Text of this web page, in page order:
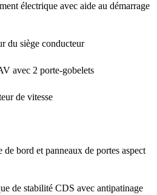
électrique avec aide au démarrage
du siège conducteur
avec 2 porte-gobelets
de vitesse
de bord et panneaux de portes aspect
de stabilité CDS avec antipatinage